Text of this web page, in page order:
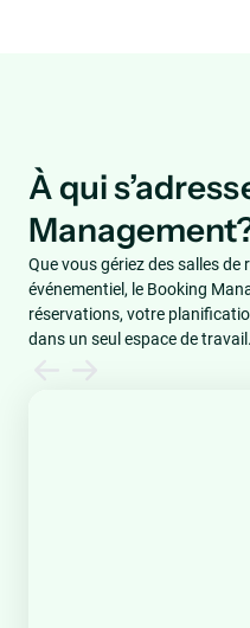
À qui
Que vous gériez des salles de
événementiel, le Booking
réservations, votre
dans un seul espace de travail.